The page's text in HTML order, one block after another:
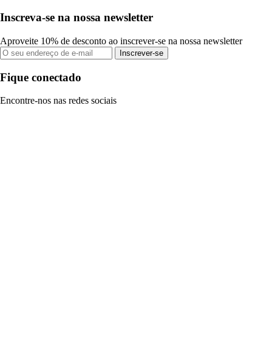
Inscreva-se na nossa newsletter
Aproveite 10% de desconto ao inscrever-se na nossa newsletter
Inscrever-se
Fique conectado
Encontre-nos nas redes sociais